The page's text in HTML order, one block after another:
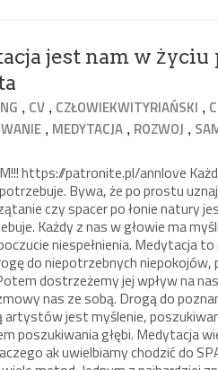
jest nam w
, CV , CZŁOWIEKWITYRIAŃSKI ,
, MEDYTACJA , ROZWOJ ,
https://patronite.pl/annlove
Bywa, że po prostu
czy spacer po łonie natury
Każdy z nas w głowie ma
niespełnienia. Medytacja
do niepotrzebnych niepokojów,
dostrzeżemy jej wpływ na
nas ze sobą. Drogą do
artystów jest myślenie,
poszukiwania głębi. Medytacja
ak uwielbiamy chodzić do